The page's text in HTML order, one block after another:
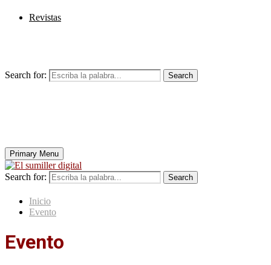
Revistas
Search for: Search
Primary Menu
Search for: Search
Inicio
Evento
Evento